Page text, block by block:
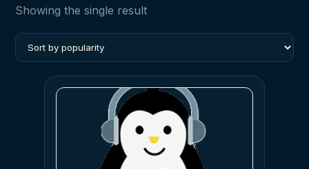
Showing the single result